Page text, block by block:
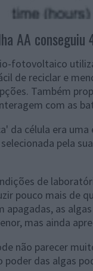
AA
fotovoltaico
de reciclar e
Também
com as
da célula era
selecionada pela
de
pouco mais de
apagadas, as
mas ainda
não parecer
poder das algas